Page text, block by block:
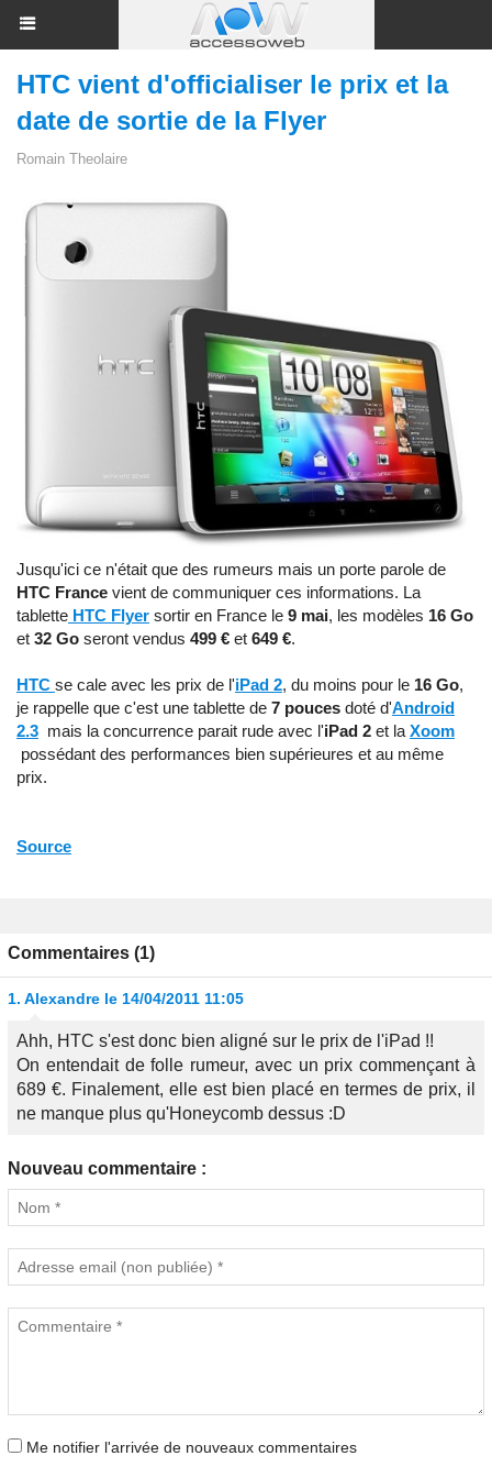
HTC vient d'officialiser le prix et la
date de sortie de la Flyer
Romain Theolaire
Jusqu'ici ce n'était que des rumeurs mais un porte parole de
HTC France vient de communiquer ces informations. La
tablette HTC Flyer sortir en France le 9 mai, les modèles 16 Go
et 32 Go seront vendus 499 € et 649 €.
HTC se cale avec les prix de l'iPad 2, du moins pour le 16 Go,
je rappelle que c'est une tablette de 7 pouces doté d'Android
2.3 mais la concurrence parait rude avec l'iPad 2 et la Xoom
possédant des performances bien supérieures et au même
prix.
Source
Commentaires (1)
1. Alexandre le 14/04/2011 11:05
Ahh, HTC s'est donc bien aligné sur le prix de l'iPad !!
On entendait de folle rumeur, avec un prix commençant à
689 €. Finalement, elle est bien placé en termes de prix, il
ne manque plus qu'Honeycomb dessus :D
Nouveau commentaire :
Me notifier l'arrivée de nouveaux commentaires